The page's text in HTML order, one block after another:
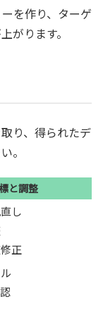
を作り、ターゲ
がります。
り、得られたデ
。
と調整
し
正